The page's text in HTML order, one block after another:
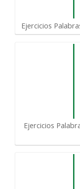
Ejercicios
Ejercicios